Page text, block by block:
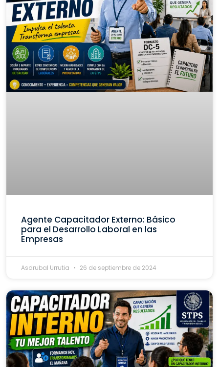
Agente Capacitador Externo: Básico
para el Desarrollo Laboral en las
Empresas
Asdrubal Urrutia 26 de septiembre de 2024